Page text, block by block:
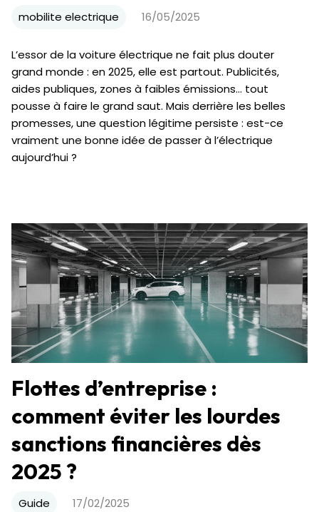
mobilite electrique 16/05/2025
L’essor de la voiture électrique ne fait plus douter
grand monde : en 2025, elle est partout. Publicités,
aides publiques, zones à faibles émissions… tout
pousse à faire le grand saut. Mais derrière les belles
promesses, une question légitime persiste : est-ce
vraiment une bonne idée de passer à l’électrique
aujourd’hui ?
Flottes d’entreprise :
comment éviter les lourdes
sanctions financières dès
2025 ?
Guide 17/02/2025